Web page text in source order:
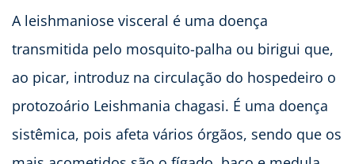
A leishmaniose visceral é uma doença
transmitida pelo mosquito-palha ou birigui que,
ao picar, introduz na circulação do hospedeiro o
protozoário Leishmania chagasi. É uma doença
sistêmica, pois afeta vários órgãos, sendo que os